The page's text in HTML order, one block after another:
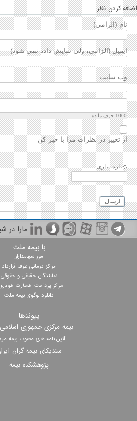
اضافه کردن نظر
نام (الزامی)
ایمیل (الزامی، ولی نمایش داده نمی شود)
وب سایت
1000 حرف مانده
از تغییر در نظرات مرا با خبر کن
تازه سازی
ارسال
مارا در
پیوندها
بیمه مرکزی جمهوری اسلامی
آئین نامه های مصوب بیمه
سندیکای بیمه گران
پژوهشکده بیمه
با بیمه ملت
امور سهامداران
مراکز درمانی طرف قرارداد
نمایندگان حقیقی و حقوقی
مراکز پرداخت خسارت
دانلود لوگوی بیمه ملت